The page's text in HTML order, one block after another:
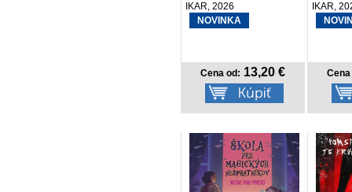
IKAR, 2026
NOVINKA
Cena od: 13,20 €
IKAR,